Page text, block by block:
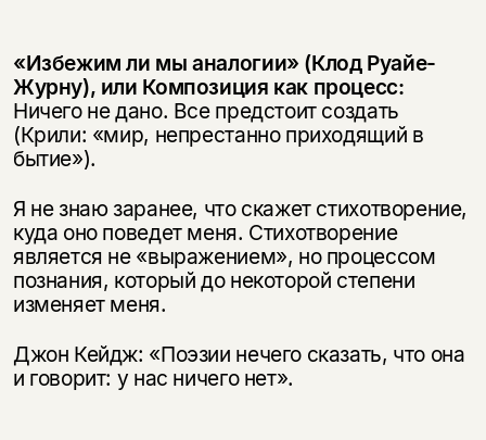
«Избежим ли мы аналогии» (Клод Руайе-
Журну), или Композиция как процесс:
Ничего не дано. Все предстоит создать
(Крили: «мир, непрестанно приходящий в
бытие»).
Я не знаю заранее, что скажет стихотворение,
куда оно поведет меня. Стихотворение
является не «выражением», но процессом
познания, который до некоторой степени
изменяет меня.
Джон Кейдж: «Поэзии нечего сказать, что она
и говорит: у нас ничего нет».